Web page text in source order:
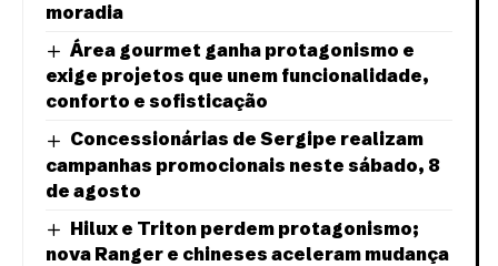
moradia
Área gourmet ganha protagonismo e
exige projetos que unem funcionalidade,
conforto e sofisticação
Concessionárias de Sergipe realizam
campanhas promocionais neste sábado, 8
de agosto
Hilux e Triton perdem protagonismo;
nova Ranger e chineses aceleram mudança